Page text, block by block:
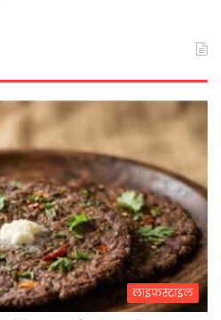
लाइफस्टाइल